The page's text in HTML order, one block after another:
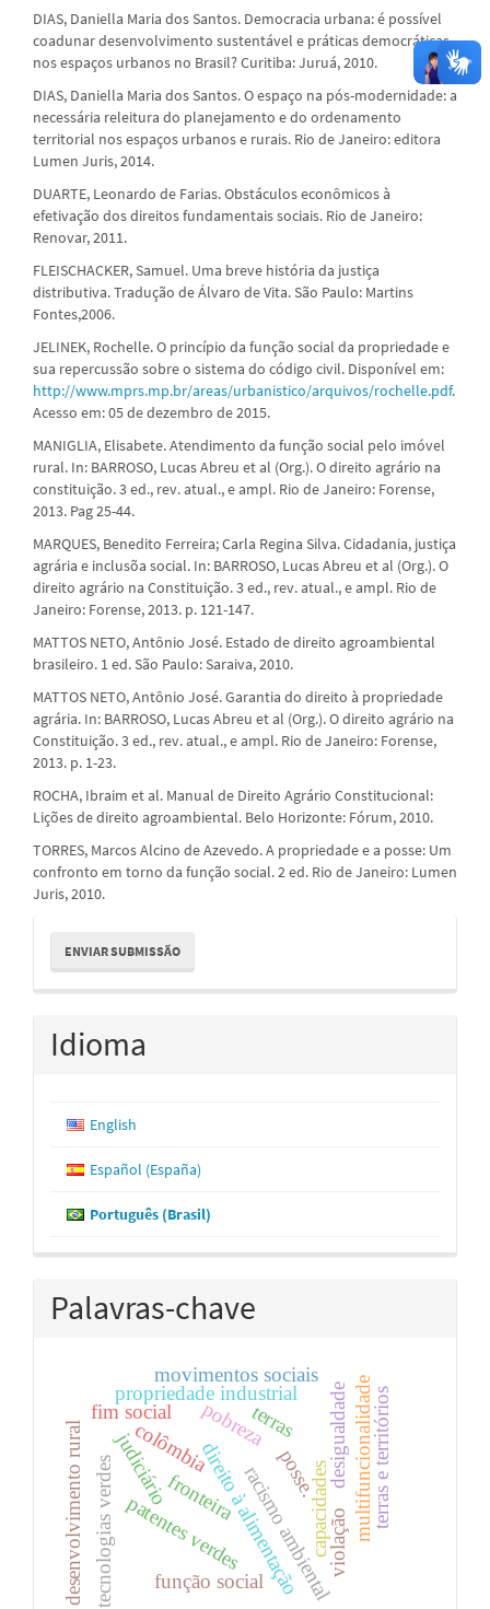
DIAS, Daniella Maria dos Santos. Democracia urbana: é possível
coadunar desenvolvimento sustentável e práticas democráticas
nos espaços urbanos no Brasil? Curitiba: Juruá, 2010.
DIAS, Daniella Maria dos Santos. O espaço na pós-modernidade: a
necessária releitura do planejamento e do ordenamento
territorial nos espaços urbanos e rurais. Rio de Janeiro: editora
Lumen Juris, 2014.
DUARTE, Leonardo de Farias. Obstáculos econômicos à
efetivação dos direitos fundamentais sociais. Rio de Janeiro:
Renovar, 2011.
FLEISCHACKER, Samuel. Uma breve história da justiça
distributiva. Tradução de Álvaro de Vita. São Paulo: Martins
Fontes,2006.
JELINEK, Rochelle. O princípio da função social da propriedade e
sua repercussão sobre o sistema do código civil. Disponível em:
http://www.mprs.mp.br/areas/urbanistico/arquivos/rochelle.pdf.
Acesso em: 05 de dezembro de 2015.
MANIGLIA, Elisabete. Atendimento da função social pelo imóvel
rural. In: BARROSO, Lucas Abreu et al (Org.). O direito agrário na
constituição. 3 ed., rev. atual., e ampl. Rio de Janeiro: Forense,
2013. Pag 25-44.
MARQUES, Benedito Ferreira; Carla Regina Silva. Cidadania, justiça
agrária e inclusõa social. In: BARROSO, Lucas Abreu et al (Org.). O
direito agrário na Constituição. 3 ed., rev. atual., e ampl. Rio de
Janeiro: Forense, 2013. p. 121-147.
MATTOS NETO, Antônio José. Estado de direito agroambiental
brasileiro. 1 ed. São Paulo: Saraiva, 2010.
MATTOS NETO, Antônio José. Garantia do direito à propriedade
agrária. In: BARROSO, Lucas Abreu et al (Org.). O direito agrário na
Constituição. 3 ed., rev. atual., e ampl. Rio de Janeiro: Forense,
2013. p. 1-23.
ROCHA, Ibraim et al. Manual de Direito Agrário Constitucional:
Lições de direito agroambiental. Belo Horizonte: Fórum, 2010.
TORRES, Marcos Alcino de Azevedo. A propriedade e a posse: Um
confronto em torno da função social. 2 ed. Rio de Janeiro: Lumen
Juris, 2010.
Enviar
Submissão
ENVIAR SUBMISSÃO
Idioma
English
Español (España)
Português (Brasil)
Palavras-chave
racismo ambiental
capacidades
pobreza desigualdade
patentes verdes
tecnologias verdes
propriedade industrial
direito à alimentação
terras
desenvolvimento rural violação
fronteira
colômbia multifuncionalidade
movimentos sociais
posse.
função social
judiciário terras e territórios
fim social